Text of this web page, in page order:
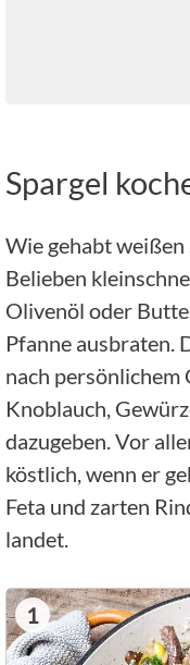
Spargel
Wie gehabt weißen
Belieben
Olivenöl oder
Pfanne ausbraten.
nach persönlichem
Knoblauch,
dazugeben. Vor
köstlich, wenn er
Feta und zarten
landet.
1